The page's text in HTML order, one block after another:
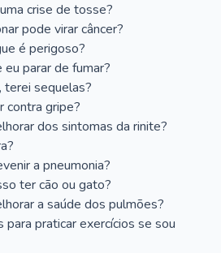
crise de tosse?
pode virar câncer?
é perigoso?
parar de fumar?
sequelas?
contra gripe?
dos sintomas da rinite?
a pneumonia?
ter cão ou gato?
a saúde dos pulmões?
para praticar exercícios se sou